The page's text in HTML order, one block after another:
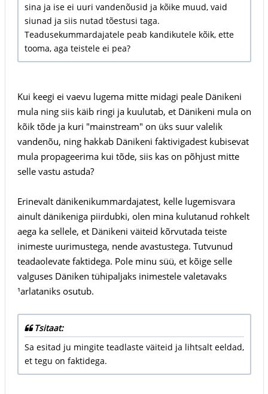
sina ja ise ei uuri vandenõusid ja kõike muud, vaid
siunad ja siis nutad tõestusi taga.
Teadusekummardajatele peab kandikutele kõik, ette
tooma, aga teistele ei pea?
Kui keegi ei vaevu lugema mitte midagi peale Dänikeni
mula ning siis käib ringi ja kuulutab, et Dänikeni mula on
kõik tõde ja kuri "mainstream" on üks suur valelik
vandenõu, ning hakkab Dänikeni faktivigadest kubisevat
mula propageerima kui tõde, siis kas on põhjust mitte
selle vastu astuda?
Erinevalt dänikenikummardajatest, kelle lugemisvara
ainult dänikeniga piirdubki, olen mina kulutanud rohkelt
aega ka sellele, et Dänikeni väiteid kõrvutada teiste
inimeste uurimustega, nende avastustega. Tutvunud
teadaolevate faktidega. Pole minu süü, et kõige selle
valguses Däniken tühipaljaks inimestele valetavaks
¹arlataniks osutub.
Tsitaat:
Sa esitad ju mingite teadlaste väiteid ja lihtsalt eeldad,
et tegu on faktidega.